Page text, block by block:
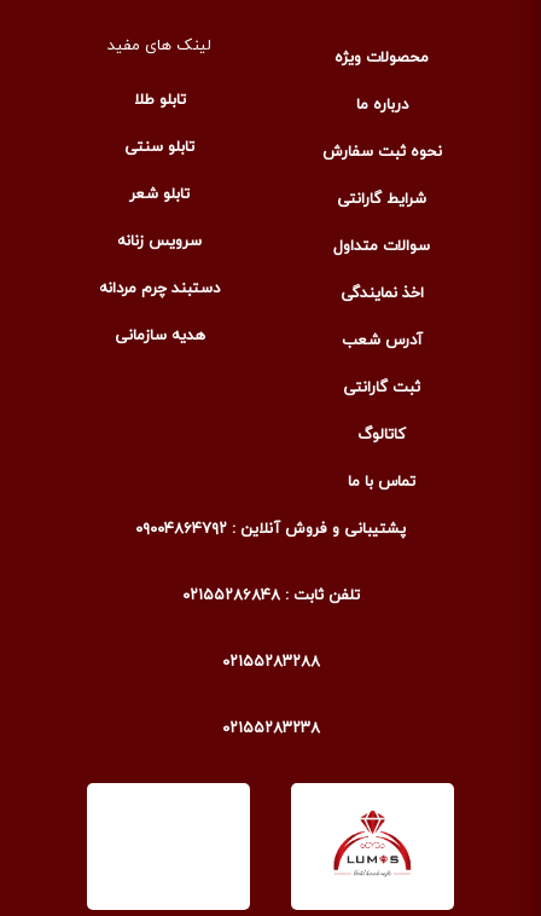
محصولات ویژه
درباره ما
نحوه ثبت سفارش
شرایط گارانتی
سوالات متداول
اخذ نمایندگی
آدرس شعب
ثبت گارانتی
کاتالوگ
تماس با ما
لینک های مفید
تابلو طلا
تابلو سنتی
تابلو شعر
سرویس زنانه
دستبند چرم مردانه
هدیه سازمانی
پشتیبانی و فروش آنلاین : ۰۹۰۰۴۸۶۴۷۹۲
تلفن ثابت : ۰۲۱۵۵۲۸۶۸۴۸
۰۲۱۵۵۲۸۳۲۸۸
۰۲۱۵۵۲۸۳۲۳۸